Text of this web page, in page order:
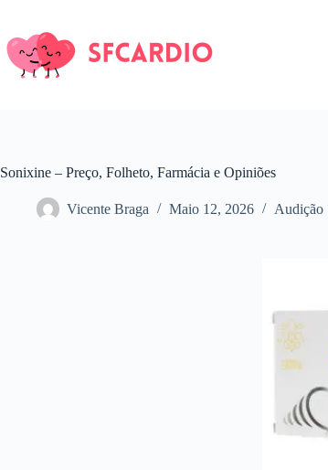
conteúdo
Sonixine – Preço, Folheto, Farmácia e Opiniões
Vicente Braga Maio 12, 2026 Audição